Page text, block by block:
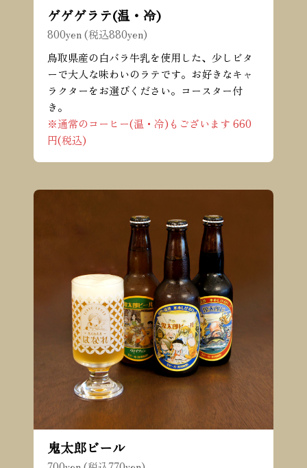
ゲゲゲラテ(温・冷)
800yen (税込880yen)
鳥取県産の白バラ牛乳を使用した、少しビタ
ーで大人な味わいのラテです。お好きなキャ
ラクターをお選びください。コースター付
き。
※通常のコーヒー(温・冷)もございます 660
円(税込)
鬼太郎ビール